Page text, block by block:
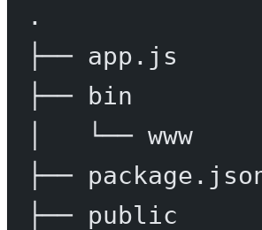
.
├── app.js
├──
bin
└── www
├──
├──
public